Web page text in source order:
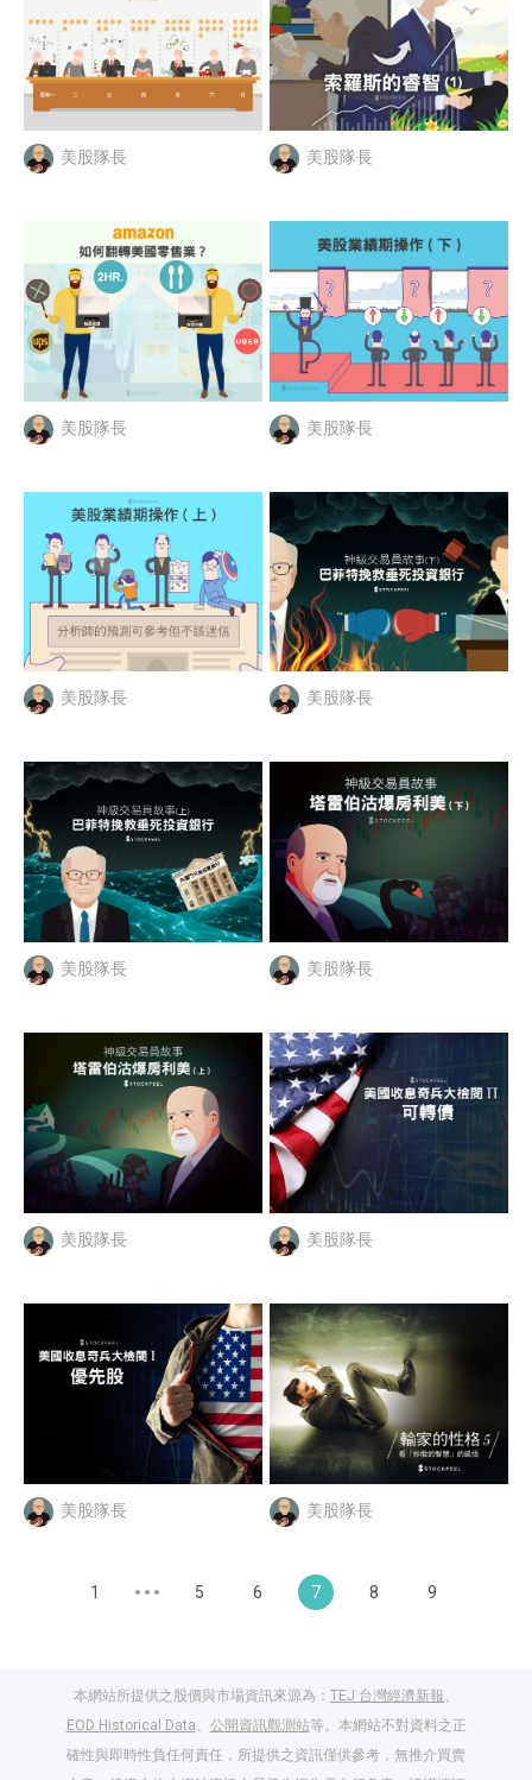
美股隊長 美股隊長
美股隊長 美股隊長
美股隊長 美股隊長
美股隊長 美股隊長
美股隊長 美股隊長
美股隊長 美股隊長
1 5 6 7 8 9
本網站所提供之股價與市場資訊來源為： TEJ 台灣經濟新報
EOD Historical Data
公開資訊觀測站等。本網站不對資料之正
確性與即時性負任何責任，所提供之資訊僅供參考，無推介買賣